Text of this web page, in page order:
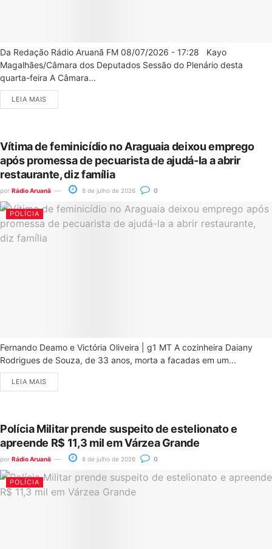
Da Redação Rádio Aruanã FM 08/07/2026 - 17:28 Kayo
Magalhães/Câmara dos Deputados Sessão do Plenário desta
quarta-feira A Câmara...
LEIA MAIS
Vítima de feminicídio no Araguaia deixou emprego
após promessa de pecuarista de ajudá-la a abrir
restaurante, diz família
por Rádio Aruanã 8 de julho de 2026 0
POLÍCIA
Fernando Deamo e Victória Oliveira | g1 MT A cozinheira Daiany
Rodrigues de Souza, de 33 anos, morta a facadas em um...
LEIA MAIS
Polícia Militar prende suspeito de estelionato e
apreende R$ 11,3 mil em Várzea Grande
por Rádio Aruanã 8 de julho de 2026 0
POLÍCIA